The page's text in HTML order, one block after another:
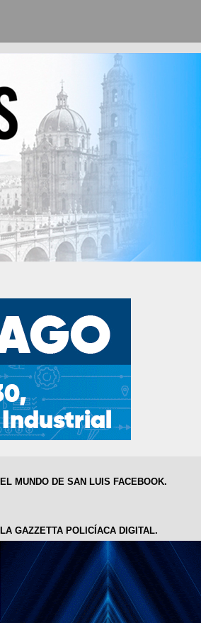
EL MUNDO DE SAN LUIS FACEBOOK.
LA GAZZETTA POLICÍACA DIGITAL.